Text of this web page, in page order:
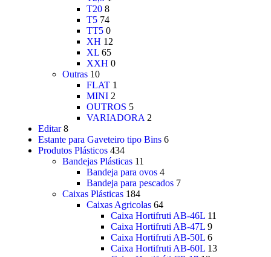
T20 8
T5 74
TT5 0
XH 12
XL 65
XXH 0
Outras 10
FLAT 1
MINI 2
OUTROS 5
VARIADORA 2
Editar 8
Estante para Gaveteiro tipo Bins 6
Produtos Plásticos 434
Bandejas Plásticas 11
Bandeja para ovos 4
Bandeja para pescados 7
Caixas Plásticas 184
Caixas Agricolas 64
Caixa Hortifruti AB-46L 11
Caixa Hortifruti AB-47L 9
Caixa Hortifruti AB-50L 6
Caixa Hortifruti AB-60L 13